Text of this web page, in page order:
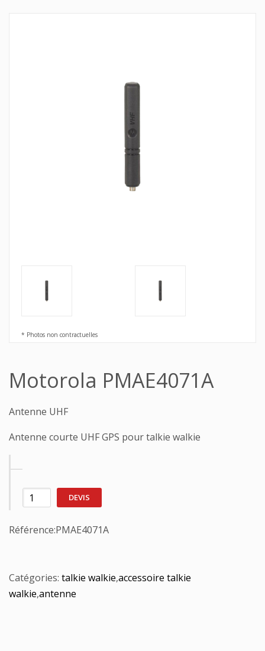
* Photos non contractuelles
Motorola PMAE4071A
Antenne UHF
Antenne courte UHF GPS pour talkie walkie
DEVIS
Référence:PMAE4071A
Catégories: talkie walkie,accessoire talkie
walkie,antenne